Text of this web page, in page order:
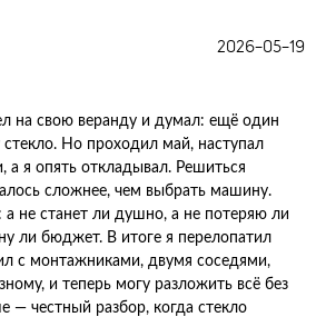
2026-05-19
на свою веранду и думал: ещё один
Но проходил май, наступал
а я опять откладывал. Решиться
сложнее, чем выбрать машину.
не станет ли душно, а не потеряю ли
ли бюджет. В итоге я перелопатил
с монтажниками, двумя соседями,
и теперь могу разложить всё без
— честный разбор, когда стекло